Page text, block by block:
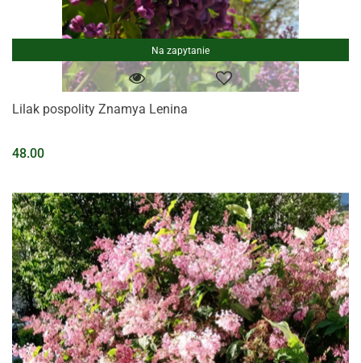
Na zapytanie
Lilak pospolity Znamya Lenina
48.00